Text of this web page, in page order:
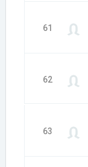
61
62
63